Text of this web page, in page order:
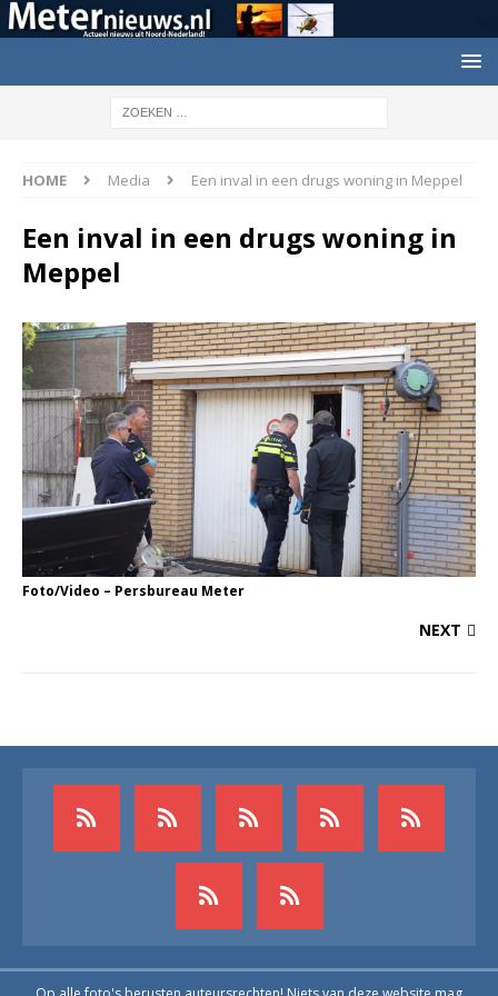
HOME Media Een inval in een drugs woning in Meppel
Een inval in een drugs woning in
Meppel
Foto/Video – Persbureau Meter
NEXT